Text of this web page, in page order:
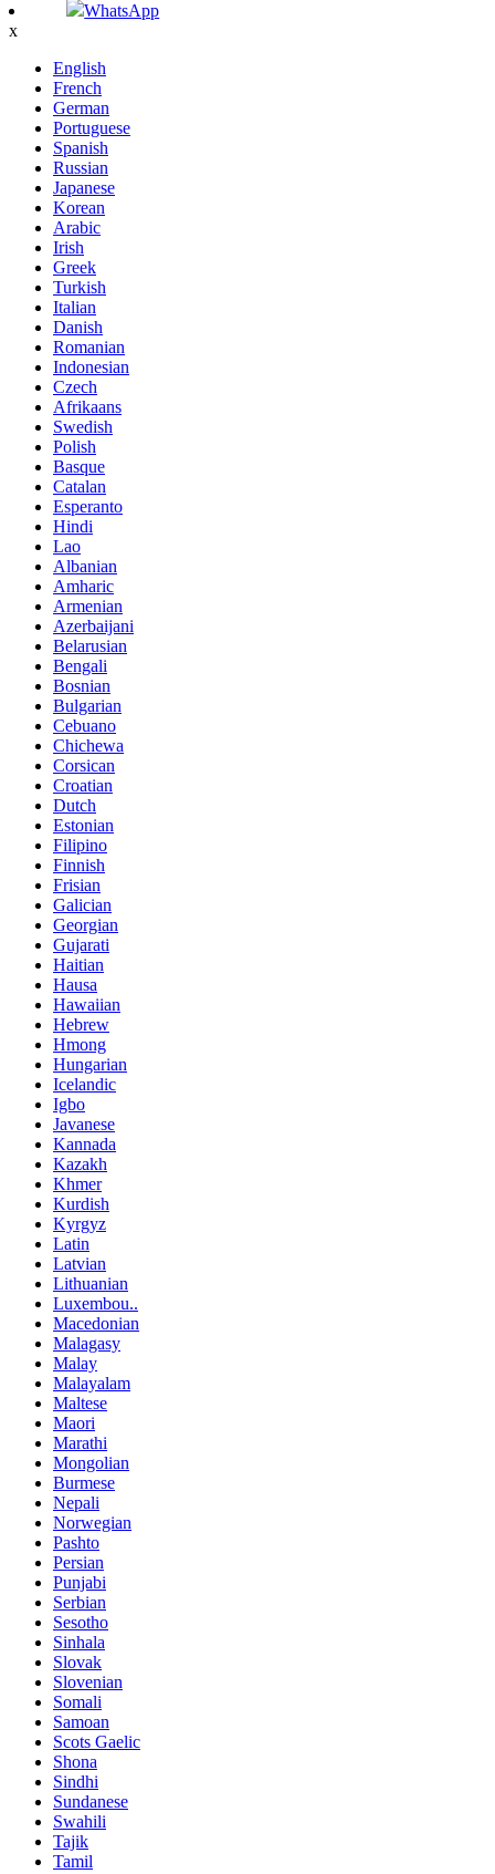
WhatsApp
x
English
French
German
Portuguese
Spanish
Russian
Japanese
Korean
Arabic
Irish
Greek
Turkish
Italian
Danish
Romanian
Indonesian
Czech
Afrikaans
Swedish
Polish
Basque
Catalan
Esperanto
Hindi
Lao
Albanian
Amharic
Armenian
Azerbaijani
Belarusian
Bengali
Bosnian
Bulgarian
Cebuano
Chichewa
Corsican
Croatian
Dutch
Estonian
Filipino
Finnish
Frisian
Galician
Georgian
Gujarati
Haitian
Hausa
Hawaiian
Hebrew
Hmong
Hungarian
Icelandic
Igbo
Javanese
Kannada
Kazakh
Khmer
Kurdish
Kyrgyz
Latin
Latvian
Lithuanian
Luxembou..
Macedonian
Malagasy
Malay
Malayalam
Maltese
Maori
Marathi
Mongolian
Burmese
Nepali
Norwegian
Pashto
Persian
Punjabi
Serbian
Sesotho
Sinhala
Slovak
Slovenian
Somali
Samoan
Scots Gaelic
Shona
Sindhi
Sundanese
Swahili
Tajik
Tamil